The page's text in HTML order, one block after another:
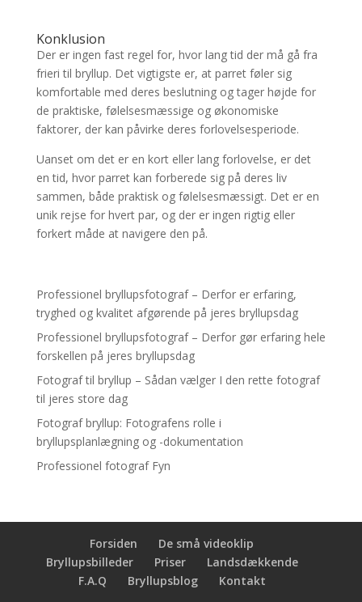
Konklusion
Der er ingen fast regel for, hvor lang tid der må gå fra
frieri til bryllup. Det vigtigste er, at parret føler sig
komfortable med deres beslutning og tager højde for
de praktiske, følelsesmæssige og økonomiske
faktorer, der kan påvirke deres forlovelsesperiode.
Uanset om det er en kort eller lang forlovelse, er det
en tid, hvor parret kan forberede sig på deres liv
sammen, både praktisk og følelsesmæssigt. Det er en
unik rejse for hvert par, og der er ingen rigtig eller
forkert måde at navigere den på.
Professionel bryllupsfotograf – Derfor er erfaring,
tryghed og kvalitet afgørende på jeres bryllupsdag
Professionel bryllupsfotograf – Derfor gør erfaring hele
forskellen på jeres bryllupsdag
Fotograf til bryllup – Sådan vælger I den rette fotograf
til jeres store dag
Fotograf bryllup: Fotografens rolle i
bryllupsplanlægning og -dokumentation
Professionel fotograf Fyn
Forsiden
De små videoklip
Bryllupsbilleder
Priser
Landsdækkende
F.A.Q
Bryllupsblog Kontakt